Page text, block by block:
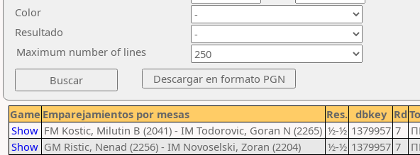
Color
Resultado
Maximum number of lines
Game Emparejamientos por mesas Res. dbkey Rd
Show FM Kostic, Milutin B (2041) - IM Todorovic, Goran N (2265) ½-½ 1379957 7
Show GM Ristic, Nenad (2256) - IM Novoselski, Zoran (2204) ½-½ 1379957 7